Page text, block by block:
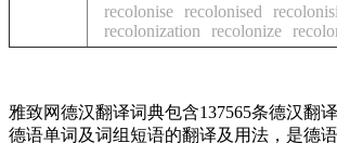
recolonise recolonised
recolonization
recolonize
雅致网德汉翻译词典包含137565条德汉翻
德语单词及词组短语的翻译及用法，是德